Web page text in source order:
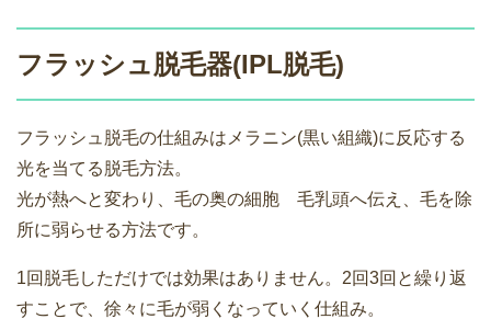
フラッシュ脱毛器(IPL脱毛)
フラッシュ脱毛の仕組みはメラニン(黒い組織)に反応する
光を当てる脱毛方法。
光が熱へと変わり、毛の奥の細胞 毛乳頭へ伝え、毛を除
所に弱らせる方法です。
1回脱毛しただけでは効果はありません。2回3回と繰り返
すことで、徐々に毛が弱くなっていく仕組み。